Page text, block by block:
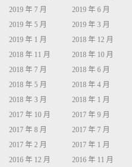
2019 年 7 月
2019 年 6 月
2019 年 5 月
2019 年 3 月
2019 年 1 月
2018 年 12 月
2018 年 11 月
2018 年 10 月
2018 年 7 月
2018 年 6 月
2018 年 5 月
2018 年 4 月
2018 年 3 月
2018 年 1 月
2017 年 10 月
2017 年 9 月
2017 年 8 月
2017 年 7 月
2017 年 2 月
2017 年 1 月
2016 年 12 月
2016 年 11 月